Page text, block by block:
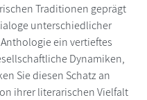
Traditionen geprägt
unterschiedlicher
ein vertieftes
Dynamiken,
Sie diesen Schatz an
ihrer literarischen Vielfalt